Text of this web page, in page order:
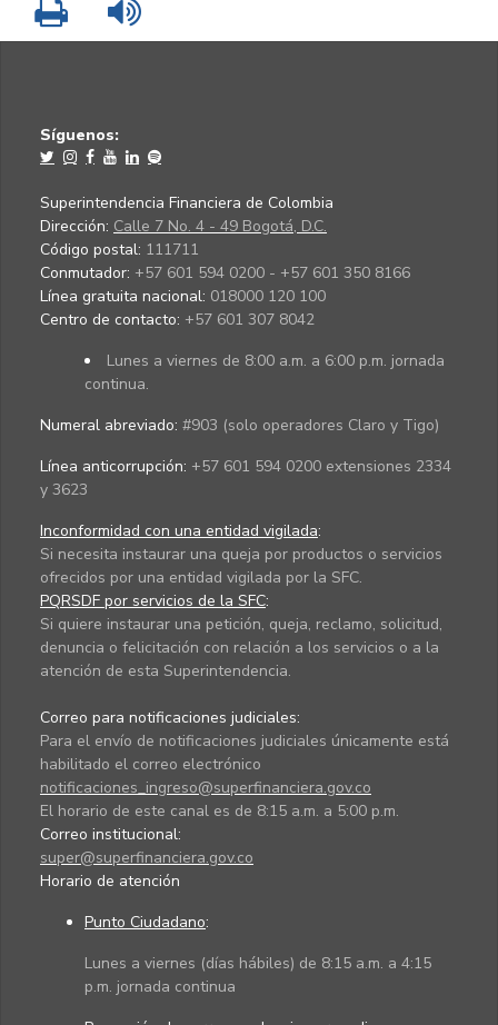
Imprimir
Síguenos:
Superintendencia Financiera de Colombia
Dirección: Calle 7 No. 4 - 49 Bogotá, D.C.
Código postal: 111711
Conmutador: +57 601 594 0200 - +57 601 350 8166
Línea gratuita nacional: 018000 120 100
Centro de contacto: +57 601 307 8042
Lunes a viernes de 8:00 a.m. a 6:00 p.m. jornada
continua.
Numeral abreviado: #903 (solo operadores Claro y Tigo)
Línea anticorrupción: +57 601 594 0200 extensiones 2334
y 3623
Inconformidad con una entidad vigilada:
Si necesita instaurar una queja por productos o servicios
ofrecidos por una entidad vigilada por la SFC.
PQRSDF por servicios de la SFC:
Si quiere instaurar una petición, queja, reclamo, solicitud,
denuncia o felicitación con relación a los servicios o a la
atención de esta Superintendencia.
Correo para notificaciones judiciales:
Para el envío de notificaciones judiciales únicamente está
habilitado el correo electrónico
notificaciones_ingreso@superfinanciera.gov.co
El horario de este canal es de 8:15 a.m. a 5:00 p.m.
Correo institucional:
super@superfinanciera.gov.co
Horario de atención
Punto Ciudadano:
Lunes a viernes (días hábiles) de 8:15 a.m. a 4:15
p.m. jornada continua